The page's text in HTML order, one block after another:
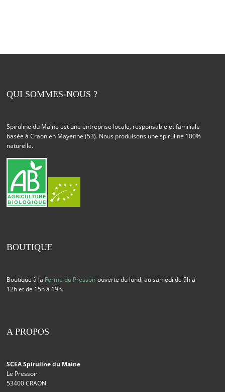
QUI SOMMES-NOUS ?
Spiruline du Maine est une entreprise locale, responsable et familiale
basée à Craon en Mayenne (53). Nous produisons une spiruline 100%
naturelle.
BOUTIQUE
Boutique à la Ferme du Pressoirouverte du lundi au samedi de 9h à
12h et de 15h à 19h.
A PROPOS
SCEA Spiruline du Maine
Le Pressoir
53400 CRAON